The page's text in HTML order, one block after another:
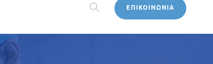
ΕΠΙΚΟΙΝΩΝΙΑ